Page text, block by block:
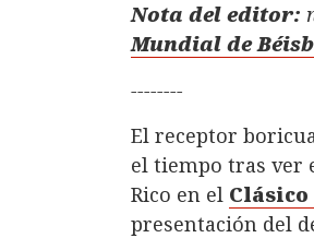
Nota del editor:
Mundial de
--------
El receptor
el tiempo tras ver
Rico en el
presentación del